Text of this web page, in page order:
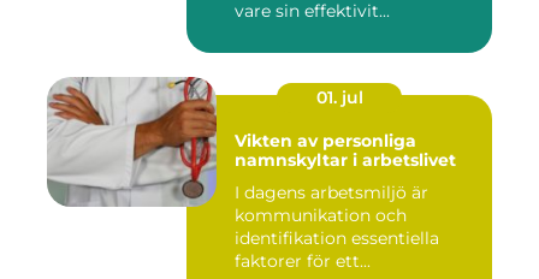
vare sin effektivit...
01. jul
Vikten av personliga
namnskyltar i arbetslivet
I dagens arbetsmiljö är
kommunikation och
identifikation essentiella
faktorer för ett...